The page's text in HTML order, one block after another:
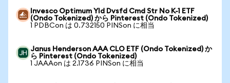
Invesco Optimum Yld Dvsfd Cmd Str No K-1 ETF
(Ondo Tokenized) から Pinterest (Ondo Tokenized)
1 PDBCon は 0.732150 PINSon に相当
Janus Henderson AAA CLO ETF (Ondo Tokenized) か
ら Pinterest (Ondo Tokenized)
1 JAAAon は 2.1736 PINSon に相当